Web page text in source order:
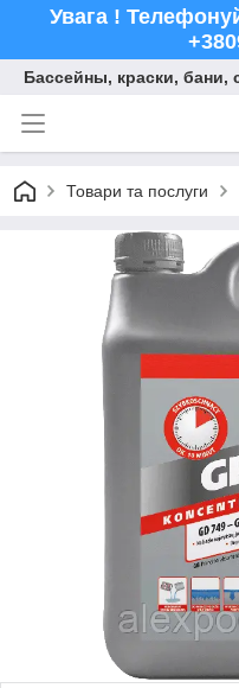
Увага !
Бассейны, краски, бани,
Товари та послуги